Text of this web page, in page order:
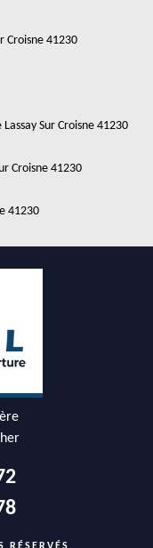
Croisne 41230
Sur Croisne 41230
Croisne 41230
41230